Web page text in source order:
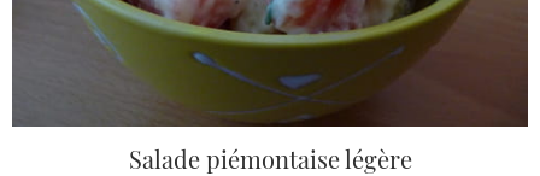
Salade piémontaise légère